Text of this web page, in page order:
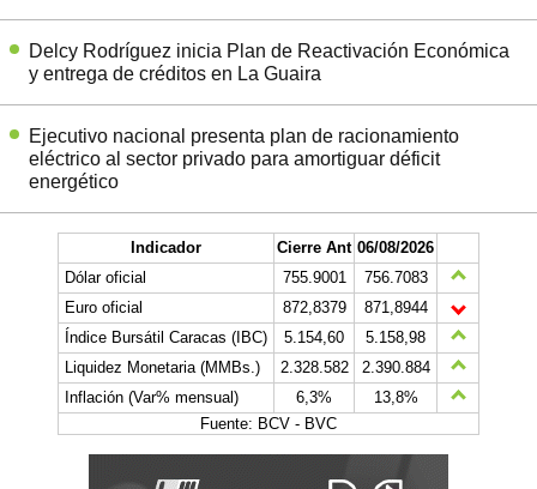
Delcy Rodríguez inicia Plan de Reactivación Económica
y entrega de créditos en La Guaira
Ejecutivo nacional presenta plan de racionamiento
eléctrico al sector privado para amortiguar déficit
energético
Indicador Cierre Ant 06/08/2026
Dólar oficial
755.9001
756.7083
Euro oficial
872,8379
871,8944
Índice Bursátil Caracas (IBC)
5.154,60
5.158,98
Liquidez Monetaria (MMBs.)
2.328.582
2.390.884
Inflación (Var% mensual)
6,3%
13,8%
Fuente: BCV - BVC